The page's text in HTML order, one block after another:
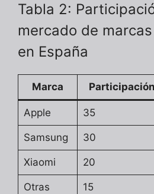
Tabla 2:
mercado de
en España
Marca
Apple 35
Samsung 30
Xiaomi 20
Otras 15